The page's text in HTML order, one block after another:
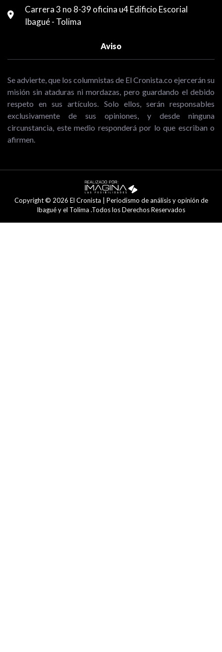
Carrera 3 no 8-39 oficina u4 Edificio Escorial
Ibagué - Tolima
Aviso
Se advierte, que los columnistas de El Cronista.co ejercerán su
misión sin ataduras ni mordazas, pero guardando el debido
respeto en sus artículos. Solo ellos, serán responsables
exclusivamente de sus opiniones, y desde ninguna
circunstancia, este medio responderá por lo que escriban o
afirmen.
Copyright © 2026 El Cronista | Periodismo de análisis y opinión de
Ibagué y el Tolima .Todos los Derechos Reservados